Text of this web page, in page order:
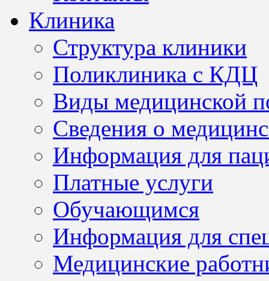
Клиника
Структура клиники
Поликлиника с КДЦ
Виды медицинской
Сведения о
Информация для
Платные услуги
Обучающимся
Информация для
Медицинские